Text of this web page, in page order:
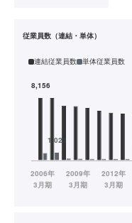
従業員数（連結・単体）
連結従業員数 単体従業員数